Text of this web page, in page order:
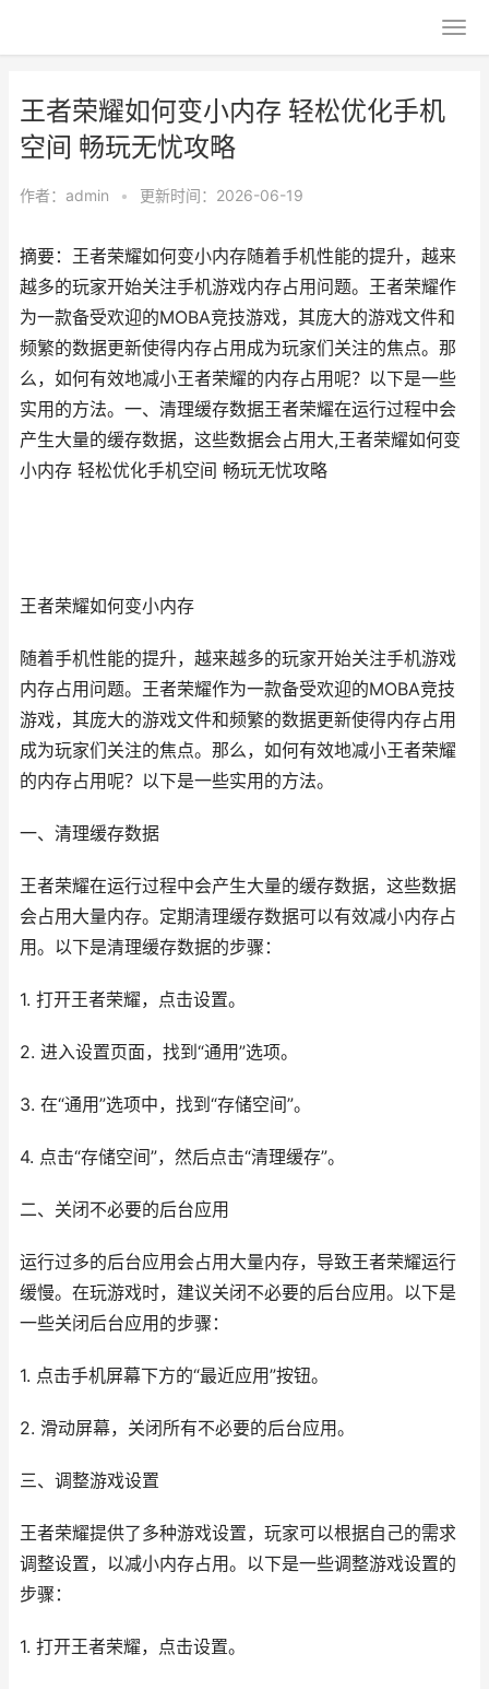
王者荣耀如何变小内存 轻松优化手机
空间 畅玩无忧攻略
作者： admin • 更新时间：2026-06-19
摘要：王者荣耀如何变小内存随着手机性能的提升，越来
越多的玩家开始关注手机游戏内存占用问题。王者荣耀作
为一款备受欢迎的MOBA竞技游戏，其庞大的游戏文件和
频繁的数据更新使得内存占用成为玩家们关注的焦点。那
么，如何有效地减小王者荣耀的内存占用呢？以下是一些
实用的方法。一、清理缓存数据王者荣耀在运行过程中会
产生大量的缓存数据，这些数据会占用大,王者荣耀如何变
小内存 轻松优化手机空间 畅玩无忧攻略
王者荣耀如何变小内存
随着手机性能的提升，越来越多的玩家开始关注手机游戏
内存占用问题。王者荣耀作为一款备受欢迎的MOBA竞技
游戏，其庞大的游戏文件和频繁的数据更新使得内存占用
成为玩家们关注的焦点。那么，如何有效地减小王者荣耀
的内存占用呢？以下是一些实用的方法。
一、清理缓存数据
王者荣耀在运行过程中会产生大量的缓存数据，这些数据
会占用大量内存。定期清理缓存数据可以有效减小内存占
用。以下是清理缓存数据的步骤：
1. 打开王者荣耀，点击设置。
2. 进入设置页面，找到“通用”选项。
3. 在“通用”选项中，找到“存储空间”。
4. 点击“存储空间”，然后点击“清理缓存”。
二、关闭不必要的后台应用
运行过多的后台应用会占用大量内存，导致王者荣耀运行
缓慢。在玩游戏时，建议关闭不必要的后台应用。以下是
一些关闭后台应用的步骤：
1. 点击手机屏幕下方的“最近应用”按钮。
2. 滑动屏幕，关闭所有不必要的后台应用。
三、调整游戏设置
王者荣耀提供了多种游戏设置，玩家可以根据自己的需求
调整设置，以减小内存占用。以下是一些调整游戏设置的
步骤：
1. 打开王者荣耀，点击设置。